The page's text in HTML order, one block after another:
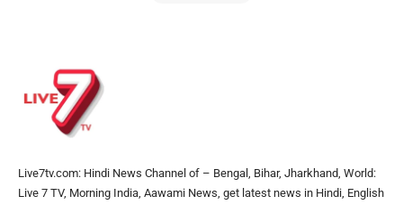
Live7tv.com: Hindi News Channel of – Bengal, Bihar, Jharkhand, World:
Live 7 TV, Morning India, Aawami News, get latest news in Hindi, English